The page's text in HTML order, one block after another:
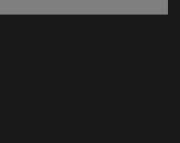
en nueva ventana)
en nueva ventana)